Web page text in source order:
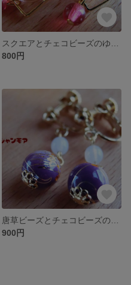
800円
900円